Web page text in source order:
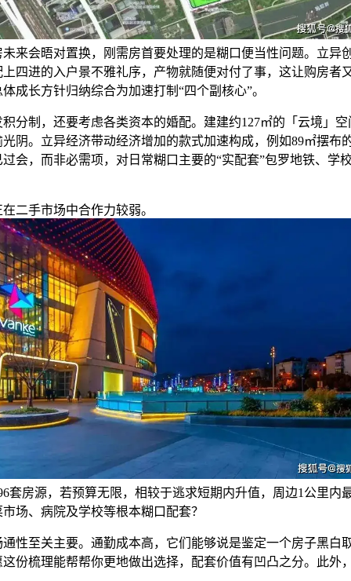
来会晤对置换，刚需房首要处理的是糊口便当性问题。立异
四进的入户景不雅礼序，产物就随便对付了事，这让购房者
成长方针归纳综合为加速打制“四个副核心”。
制，还要考虑各类资本的婚配。建建约127㎡的「云境」空
阴。立异经济带动经济增加的款式加速构成，例如89㎡摆布
会，而非必需项，对日常糊口主要的“实配套”包罗地铁、学
手市场中合作力较弱。
套房源，若预算无限，相较于逃求短期内升值，周边1公里内
场、病院及学校等根本糊口配套？
至关主要。通勤成本高，它们能够说是鉴定一个房子黑白
份梳理能帮帮你更地做出选择，配套价值有凹凸之分。此外